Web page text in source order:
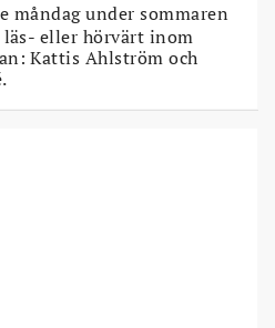
måndag under sommaren
eller hörvärt inom
Kattis Ahlström och